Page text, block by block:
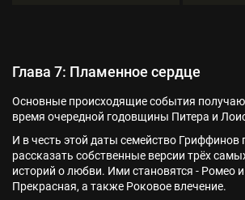
Глава 7: Пламенное сердце
Основные происходящие события
время очередной годовщины Питера и
И в честь этой даты семейство Гриффинов
рассказать собственные версии трёх
историй о любви. Ими становятся - Ромео
Прекрасная, а также Роковое влечение.